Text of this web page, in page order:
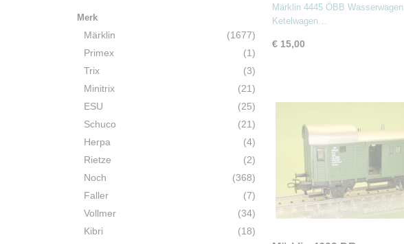
Merk
Märklin
(1677)
Primex
(1)
Trix
(3)
Minitrix
(21)
ESU
(25)
Schuco
(21)
Herpa
(4)
Rietze
(2)
Noch
(368)
Faller
(7)
Vollmer
(34)
Kibri
(18)
Ketelwagen
Märklin 4445 ÖBB Wasserwagen
Ketelwagen…
€ 15,00